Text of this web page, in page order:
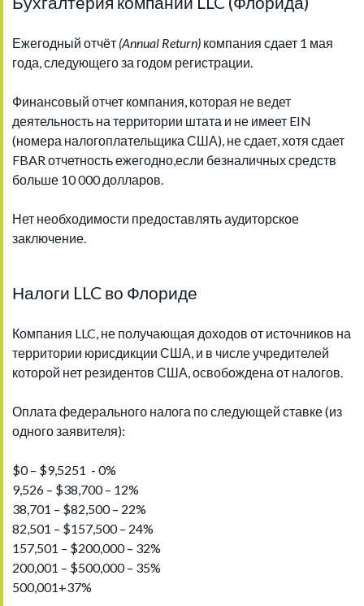
Ежегодный отчёт (Annual Return) компания сдает 1 мая
года, следующего за годом регистрации.
Финансовый отчет компания, которая не ведет
деятельность на территории штата и не имеет EIN
(номера налогоплательщика США), не сдает, хотя сдает
FBAR отчетность ежегодно,если безналичных средств
больше 10 000 долларов.
Нет необходимости предоставлять аудиторское
заключение.
Налоги LLC во Флориде
Компания LLC, не получающая доходов от источников на
территории юрисдикции США, и в числе учредителей
которой нет резидентов США, освобождена от налогов.
Оплата федерального налога по следующей ставке (из
одного заявителя):
$0 – $9,5251 - 0%
9,526 – $38,700 – 12%
38,701 – $82,500 – 22%
82,501 – $157,500 – 24%
157,501 – $200,000 – 32%
200,001 – $500,000 – 35%
500,001+37%